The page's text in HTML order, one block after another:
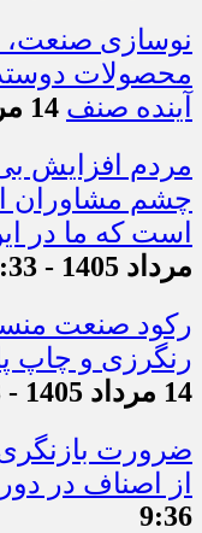
نوسازی صنعت،
محصولات
آینده صنف 14 مرداد 1405 - 10:45
مردم افزایش بی
چشم مشاوران
است که ما در
مرداد 1405 - 10:33
رکود صنعت
رنگرزی و چاپ
14 مرداد 1405 - 10:23
ضرورت
از اصناف در
9:36